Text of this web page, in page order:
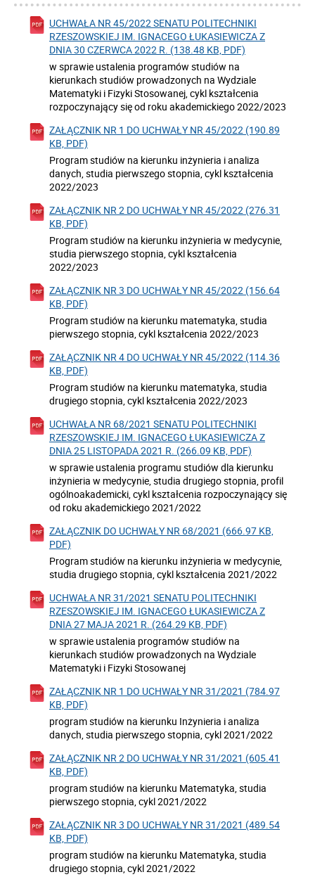
UCHWAŁA NR 45/2022 SENATU POLITECHNIKI
RZESZOWSKIEJ IM. IGNACEGO ŁUKASIEWICZA Z
DNIA 30 CZERWCA 2022 R. (138.48 KB, PDF)
w sprawie ustalenia programów studiów na
kierunkach studiów prowadzonych na Wydziale
Matematyki i Fizyki Stosowanej, cykl kształcenia
rozpoczynający się od roku akademickiego 2022/2023
ZAŁĄCZNIK NR 1 DO UCHWAŁY NR 45/2022 (190.89
KB, PDF)
Program studiów na kierunku inżynieria i analiza
danych, studia pierwszego stopnia, cykl kształcenia
2022/2023
ZAŁĄCZNIK NR 2 DO UCHWAŁY NR 45/2022 (276.31
KB, PDF)
Program studiów na kierunku inżynieria w medycynie,
studia pierwszego stopnia, cykl kształcenia
2022/2023
ZAŁĄCZNIK NR 3 DO UCHWAŁY NR 45/2022 (156.64
KB, PDF)
Program studiów na kierunku matematyka, studia
pierwszego stopnia, cykl kształcenia 2022/2023
ZAŁĄCZNIK NR 4 DO UCHWAŁY NR 45/2022 (114.36
KB, PDF)
Program studiów na kierunku matematyka, studia
drugiego stopnia, cykl kształcenia 2022/2023
UCHWAŁA NR 68/2021 SENATU POLITECHNIKI
RZESZOWSKIEJ IM. IGNACEGO ŁUKASIEWICZA Z
DNIA 25 LISTOPADA 2021 R. (266.09 KB, PDF)
w sprawie ustalenia programu studiów dla kierunku
inżynieria w medycynie, studia drugiego stopnia, profil
ogólnoakademicki, cykl kształcenia rozpoczynający się
od roku akademickiego 2021/2022
ZAŁĄCZNIK DO UCHWAŁY NR 68/2021 (666.97 KB,
PDF)
Program studiów na kierunku inżynieria w medycynie,
studia drugiego stopnia, cykl kształcenia 2021/2022
UCHWAŁA NR 31/2021 SENATU POLITECHNIKI
RZESZOWSKIEJ IM. IGNACEGO ŁUKASIEWICZA Z
DNIA 27 MAJA 2021 R. (264.29 KB, PDF)
w sprawie ustalenia programów studiów na
kierunkach studiów prowadzonych na Wydziale
Matematyki i Fizyki Stosowanej
ZAŁĄCZNIK NR 1 DO UCHWAŁY NR 31/2021 (784.97
KB, PDF)
program studiów na kierunku Inżynieria i analiza
danych, studia pierwszego stopnia, cykl 2021/2022
ZAŁĄCZNIK NR 2 DO UCHWAŁY NR 31/2021 (605.41
KB, PDF)
program studiów na kierunku Matematyka, studia
pierwszego stopnia, cykl 2021/2022
ZAŁĄCZNIK NR 3 DO UCHWAŁY NR 31/2021 (489.54
KB, PDF)
program studiów na kierunku Matematyka, studia
drugiego stopnia, cykl 2021/2022